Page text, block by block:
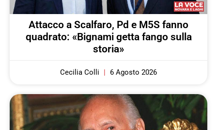
Attacco a Scalfaro, Pd e M5S fanno
quadrato: «Bignami getta fango sulla
storia»
Cecilia Colli 6 Agosto 2026